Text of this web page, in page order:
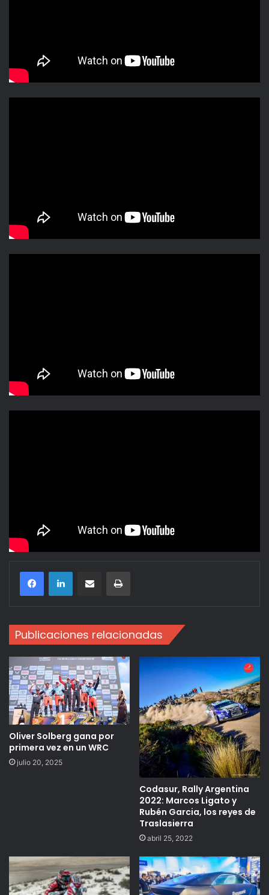
Compartir por correo electrónicoImprimir
Publicaciones relacionadas
Oliver Solberg gana por
primera vez en un WRC
julio 20, 2025
Codasur, Rally Argentina
2022: Marcos Ligato y
Rubén Garcia, los reyes de
Traslasierra
abril 25, 2022